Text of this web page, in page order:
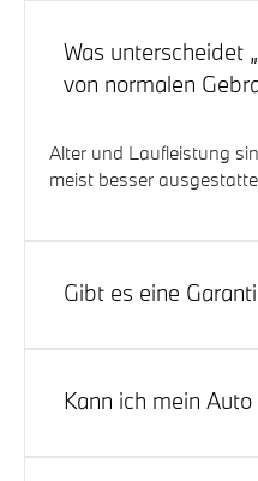
Was unterscheidet
von normalen
Alter und Laufleistung
meist besser
Gibt es eine
und Optionen erhalten
Verkaufsberatung.
Kann ich mein